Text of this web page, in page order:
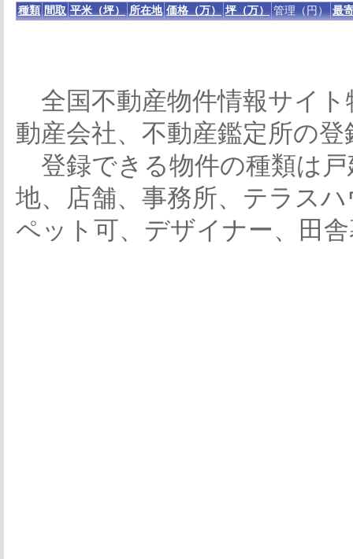
種類 間取 平米（坪） 所在地 価格（万） 坪（万） 管理（円） 最
全国不動産物件情報サイト
動産会社、不動産鑑定所の
登録できる物件の種類は
地、店舗、事務所、テラス
ペット可、デザイナー、田